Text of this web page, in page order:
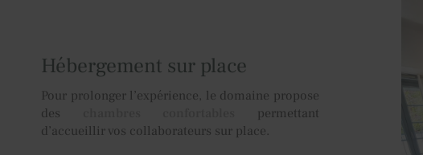
Hébergement sur place
Pour prolonger l’expérience, le domaine propose
des
permettant
d’accueillir vos collaborateurs sur place.